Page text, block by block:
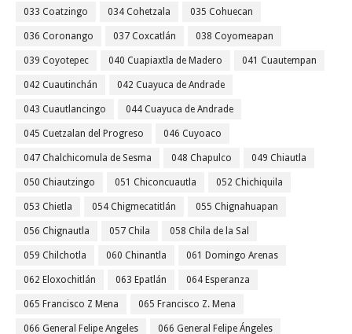
033 Coatzingo 034 Cohetzala 035 Cohuecan
036 Coronango 037 Coxcatlán 038 Coyomeapan
039 Coyotepec 040 Cuapiaxtla de Madero 041 Cuautempan
042 Cuautinchán 042 Cuayuca de Andrade
043 Cuautlancingo 044 Cuayuca de Andrade
045 Cuetzalan del Progreso 046 Cuyoaco
047 Chalchicomula de Sesma 048 Chapulco 049 Chiautla
050 Chiautzingo 051 Chiconcuautla 052 Chichiquila
053 Chietla 054 Chigmecatitlán 055 Chignahuapan
056 Chignautla 057 Chila 058 Chila de la Sal
059 Chilchotla 060 Chinantla 061 Domingo Arenas
062 Eloxochitlán 063 Epatlán 064 Esperanza
065 Francisco Z Mena 065 Francisco Z. Mena
066 General Felipe Angeles 066 General Felipe Ángeles